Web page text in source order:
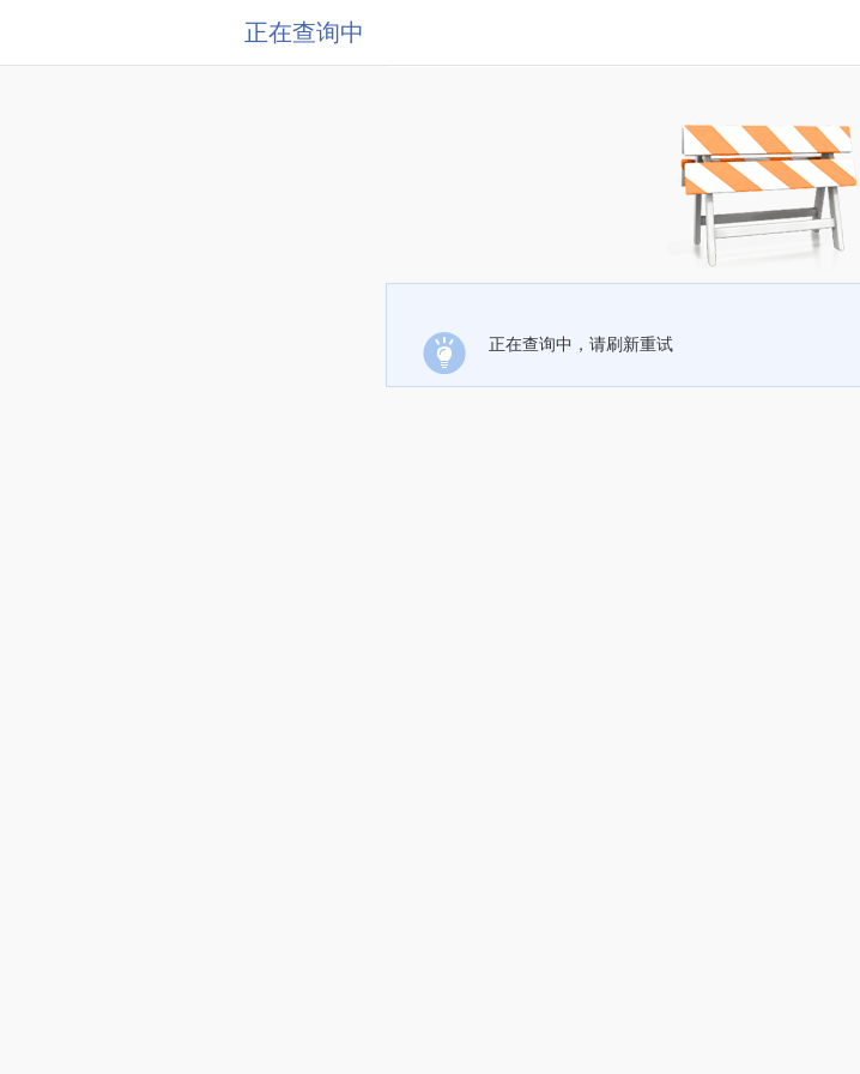
正在查询中
正在查询中，请刷新重试